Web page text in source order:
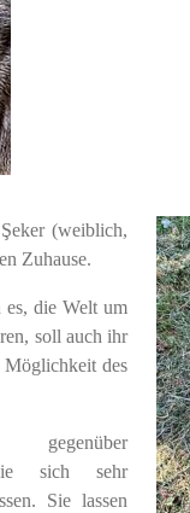
(weiblich,
Zuhause.
es, die Welt um
soll auch ihr
Möglichkeit des
gegenüber
sich sehr
Sie lassen